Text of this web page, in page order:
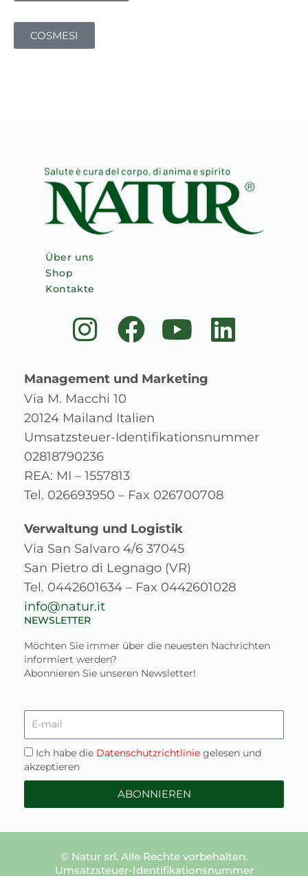
COSMESI
Über uns
Shop
Kontakte
I
n
s
t
a
g
r
m
F
a
c
e
b
o
k
Y
o
u
u
e
L
i
e
i
Management und Marketing
Via M. Macchi 10
20124 Mailand Italien
Umsatzsteuer-Identifikationsnummer
02818790236
REA: MI – 1557813
Tel. 026693950 – Fax 026700708
Verwaltung und Logistik
Via San Salvaro 4/6 37045
San Pietro di Legnago (VR)
Tel. 0442601634 – Fax 0442601028
info@natur.it
NEWSLETTER
Möchten Sie immer über die neuesten Nachrichten
informiert werden?
Abonnieren Sie unseren Newsletter!
mail
Privacy
Ich habe die Datenschutzrichtlinie gelesen und
akzeptieren
ABONNIEREN
© Natur srl. Alle Rechte vorbehalten.
Umsatzsteuer-Identifikationsnummer